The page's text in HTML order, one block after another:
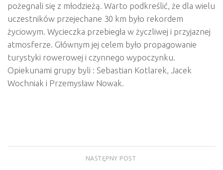
pożegnali się z młodzieżą. Warto podkreślić, że dla wielu
uczestników przejechane 30 km było rekordem
życiowym. Wycieczka przebiegła w życzliwej i przyjaznej
atmosferze. Głównym jej celem było propagowanie
turystyki rowerowej i czynnego wypoczynku.
Opiekunami grupy byli : Sebastian Kotlarek, Jacek
Wochniak i Przemysław Nowak.
NASTĘPNY POST